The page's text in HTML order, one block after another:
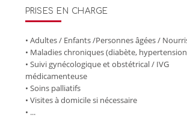
PRISES EN CHARGE
• Adultes / Enfants /Personnes âgées /
• Maladies chroniques (diabète,
• Suivi gynécologique et obstétrical / IVG
médicamenteuse
• Soins palliatifs
• Visites à domicile si nécessaire
• ...